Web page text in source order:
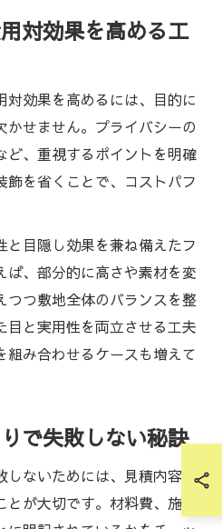
対効果を高める工
対効果を高めるには、目的に
かせません。プライバシーの
ど、重視するポイントを明確
飾を省くことで、コストパフ
目隠し効果を兼ね備えたフ
ば、部分的に高さや素材を変
つつ敷地全体のバランスを整
目と実用性を両立させる工夫
組み合わせるケースも増えて
で失敗しない秘訣
しないためには、見積内容の
が大切です。材料費、施工